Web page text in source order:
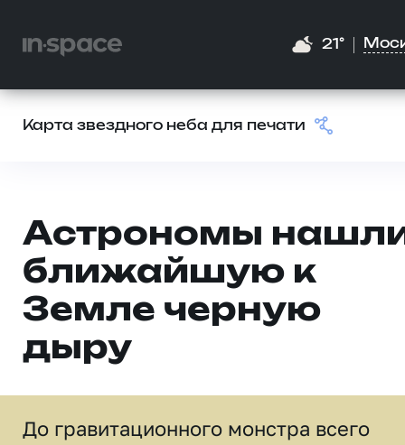
21°
Карта звездного неба для печати
Астрономы
ближайшую к
Земле черную
дыру
До гравитационного монстра всего